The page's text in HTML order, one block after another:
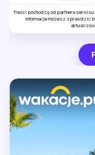
Treści pochodzą od partnera
informacje możesz sprawdzić